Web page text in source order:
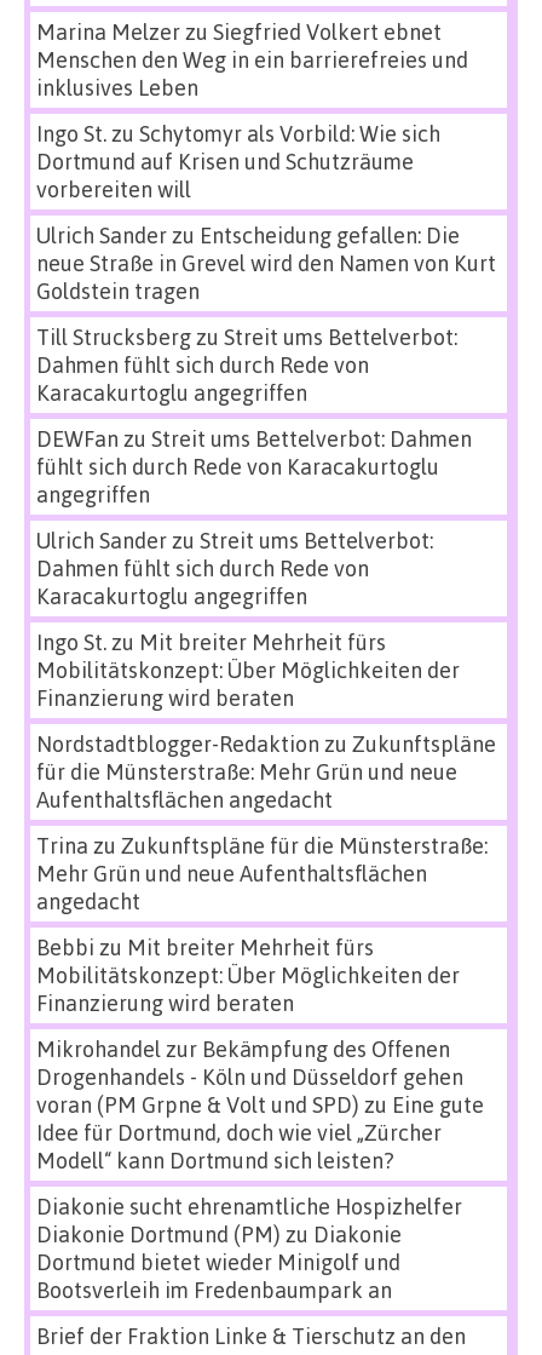
Marina Melzerzu Siegfried Volkert ebnet
Menschen den Weg in ein barrierefreies und
inklusives Leben
Ingo St.zu Schytomyr als Vorbild: Wie sich
Dortmund auf Krisen und Schutzräume
vorbereiten will
Ulrich Sanderzu Entscheidung gefallen: Die
neue Straße in Grevel wird den Namen von Kurt
Goldstein tragen
Till Strucksbergzu Streit ums Bettelverbot:
Dahmen fühlt sich durch Rede von
Karacakurtoglu angegriffen
DEWFan zu Streit ums Bettelverbot: Dahmen
fühlt sich durch Rede von Karacakurtoglu
angegriffen
Ulrich Sanderzu Streit ums Bettelverbot:
Dahmen fühlt sich durch Rede von
Karacakurtoglu angegriffen
Ingo St.zu Mit breiter Mehrheit fürs
Mobilitätskonzept: Über Möglichkeiten der
Finanzierung wird beraten
Nordstadtblogger-Redaktion zu Zukunftspläne
für die Münsterstraße: Mehr Grün und neue
Aufenthaltsflächen angedacht
Trina zu Zukunftspläne für die Münsterstraße:
Mehr Grün und neue Aufenthaltsflächen
angedacht
Bebbi zu Mit breiter Mehrheit fürs
Mobilitätskonzept: Über Möglichkeiten der
Finanzierung wird beraten
Mikrohandel zur Bekämpfung des Offenen
Drogenhandels - Köln und Düsseldorf gehen
voran (PM Grpne & Volt und SPD) zu Eine gute
Idee für Dortmund, doch wie viel „Zürcher
Modell“ kann Dortmund sich leisten?
Diakonie sucht ehrenamtliche Hospizhelfer
Diakonie Dortmund (PM) zu Diakonie
Dortmund bietet wieder Minigolf und
Bootsverleih im Fredenbaumpark an
Brief der Fraktion Linke & Tierschutz an den